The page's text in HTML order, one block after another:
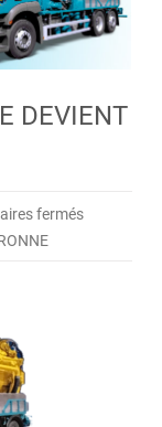
DEVIENT
ferméssur